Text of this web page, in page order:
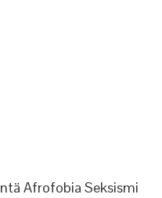
Afrofobia Seksismi